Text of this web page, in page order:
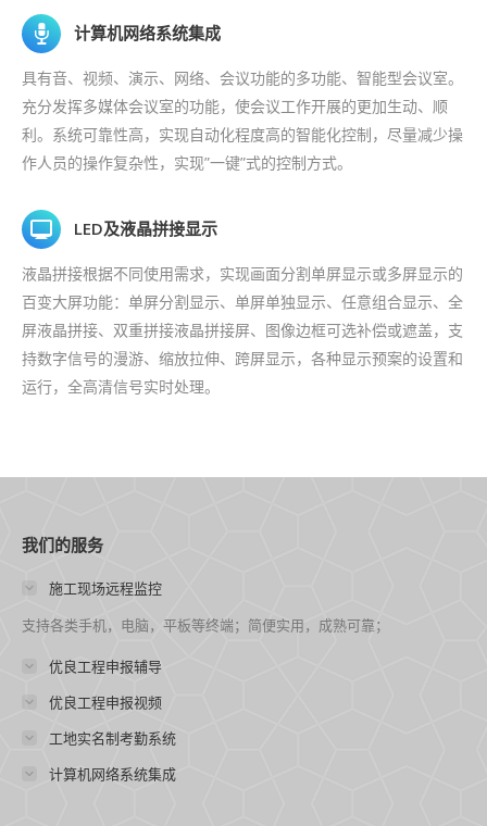
计算机网络系统集成
具有音、视频、演示、网络、会议功能的多功能、智能型会议室。
充分发挥多媒体会议室的功能，使会议工作开展的更加生动、顺
利。系统可靠性高，实现自动化程度高的智能化控制，尽量减少操
作人员的操作复杂性，实现”一键”式的控制方式。
LED及液晶拼接显示
液晶拼接根据不同使用需求，实现画面分割单屏显示或多屏显示的
百变大屏功能：单屏分割显示、单屏单独显示、任意组合显示、全
屏液晶拼接、双重拼接液晶拼接屏、图像边框可选补偿或遮盖，支
持数字信号的漫游、缩放拉伸、跨屏显示，各种显示预案的设置和
运行，全高清信号实时处理。
我们的服务
施工现场远程监控
支持各类手机，电脑，平板等终端；简便实用，成熟可靠；
优良工程申报辅导
优良工程申报视频
工地实名制考勤系统
计算机网络系统集成